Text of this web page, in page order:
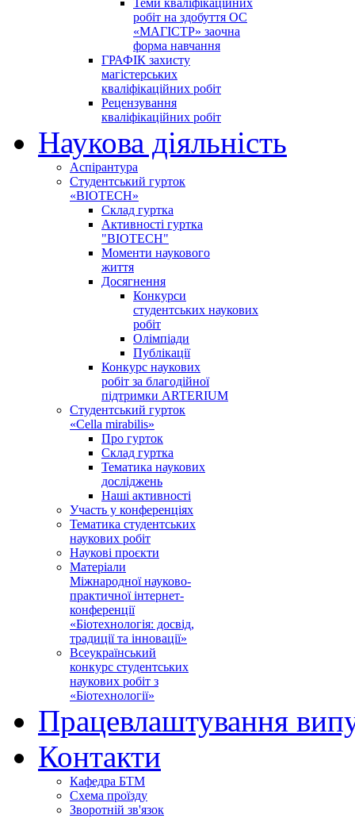
Теми кваліфікаційних
робіт на здобуття ОС
«МАГІСТР» заочна
форма навчання
ГРАФІК захисту
магістерських
кваліфікаційних робіт
Рецензування
кваліфікаційних робіт
Наукова діяльність
Аспірантура
Студентський гурток
«BIOTECH»
Склад гуртка
Активності гуртка
"BIOTECH"
Моменти наукового
життя
Досягнення
Конкурси
студентських наукових
робіт
Олімпіади
Публікації
Конкурс наукових
робіт за благодійної
підтримки ARTERIUM
Студентський гурток
«Cella mirabilis»
Про гурток
Склад гуртка
Тематика наукових
досліджень
Наші активності
Участь у конференціях
Тематика студентських
наукових робіт
Наукові проєкти
Матеріали
Міжнародної науково-
практичної інтернет-
конференції
«Біотехнологія: досвід,
традиції та інновації»
Всеукраїнський
конкурс студентських
наукових робіт з
«Біотехнології»
Працевлаштування
Контакти
Кафедра БТМ
Схема проїзду
Зворотній зв'язок